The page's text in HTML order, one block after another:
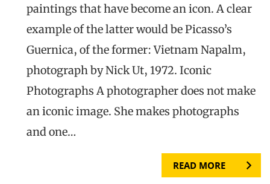
paintings that have become an icon. A clear
example of the latter would be Picasso’s
Guernica, of the former: Vietnam Napalm,
photograph by Nick Ut, 1972. Iconic
Photographs A photographer does not make
an iconic image. She makes photographs
and one…
READ MORE